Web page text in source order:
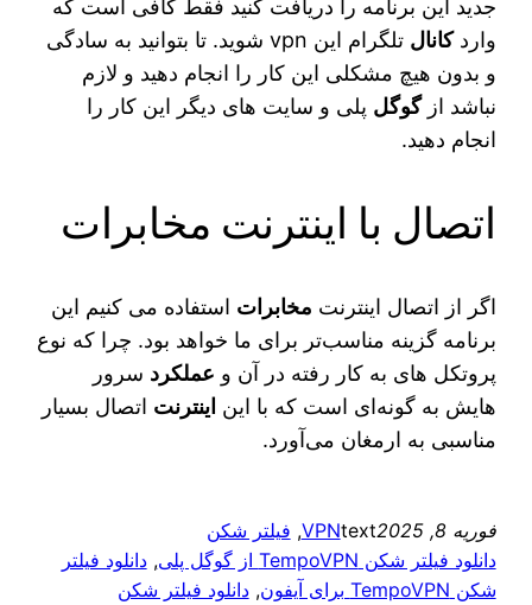
جدید این برنامه را دریافت کنید فقط کافی است که
واردکانال
تلگرام این vpn شوید. تا بتوانید به سادگی
و بدون هیچ مشکلی این کار را انجام دهید و لازم
نباشد ازگوگل پلی و سایت‌ های دیگر این کار را
انجام دهید.
اتصال با اینترنت مخابرات
اگر از اتصال اینترنت مخابرات استفاده می‌ کنیم این
برنامه گزینه مناسب‌تر برای ما خواهد بود. چرا که نوع
پروتکل‌ های به کار رفته در آن و عملکرد سرور
هایش به گونه‌ای است که با این اینترنت اتصال بسیار
مناسبی به ارمغان می‌آورد.
فوریه 8, 2025 text
VPN
, فیلتر شکن
دانلود فیلتر شکن TempoVPN از گوگل پلی
, دانلود فیلتر
شکن TempoVPN برای آیفون
, دانلود فیلتر شکن